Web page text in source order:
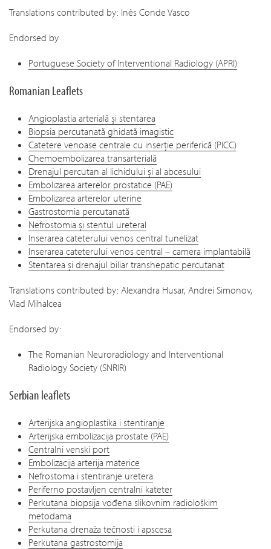
Translations contributed by: Inês Conde Vasco
Endorsed by
Portuguese Society of Interventional Radiology (APRI)
Romanian Leaflets
Angioplastia arterială și stentarea
Biopsia percutanată ghidată imagistic
Catetere venoase centrale cu inserție periferică (PICC)
Chemoembolizarea transarterială
Drenajul percutan al lichidului și al abcesului
Embolizarea arterelor prostatice (PAE)
Embolizarea arterelor uterine
Gastrostomia percutanată
Nefrostomia și stentul ureteral
Inserarea cateterului venos central tunelizat
Inserarea cateterului venos central – camera implantabilă
Stentarea și drenajul biliar transhepatic percutanat
Translations contributed by: Alexandra Husar, Andrei Simonov,
Vlad Mihalcea
Endorsed by:
The Romanian Neuroradiology and Interventional
Radiology Society (SNRIR)
Serbian leaflets
Arterijska angioplastika i stentiranje
Arterijska embolizacija prostate (PAE)
Centralni venski port
Embolizacija arterija materice
Nefrostoma i stentiranje uretera
Periferno postavljen centralni kateter
Perkutana biopsija vođena slikovnim radiološkim
metodama
Perkutana drenaža tečnosti i apscesa
Perkutana gastrostomija